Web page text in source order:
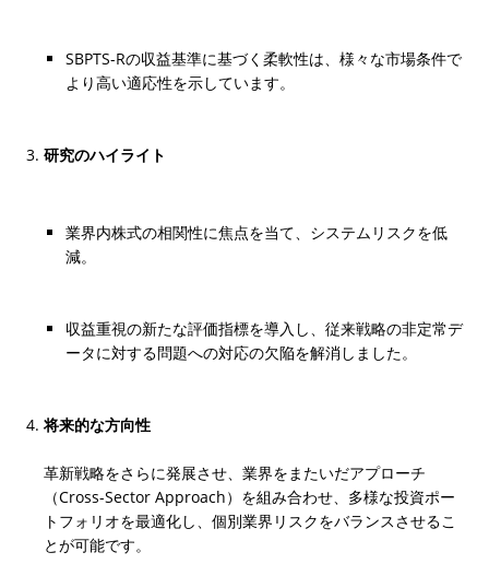
SBPTS-Rの収益基準に基づく柔軟性は、様々な市場条件で
より高い適応性を示しています。
研究のハイライト
業界内株式の相関性に焦点を当て、システムリスクを低
減。
収益重視の新たな評価指標を導入し、従来戦略の非定常デ
ータに対する問題への対応の欠陥を解消しました。
将来的な方向性
革新戦略をさらに発展させ、業界をまたいだアプローチ
（Cross-Sector Approach）を組み合わせ、多様な投資ポー
トフォリオを最適化し、個別業界リスクをバランスさせるこ
とが可能です。